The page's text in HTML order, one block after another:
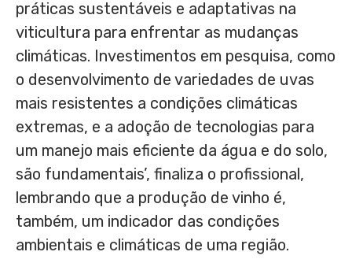
práticas sustentáveis e adaptativas na
viticultura para enfrentar as mudanças
climáticas. Investimentos em pesquisa, como
o desenvolvimento de variedades de uvas
mais resistentes a condições climáticas
extremas, e a adoção de tecnologias para
um manejo mais eficiente da água e do solo,
são fundamentais’, finaliza o profissional,
lembrando que a produção de vinho é,
também, um indicador das condições
ambientais e climáticas de uma região.